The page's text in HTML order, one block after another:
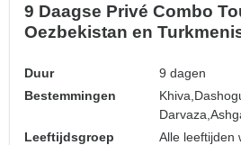
9 Daagse Privé Combo
Oezbekistan en
Duur
9 dagen
Bestemmingen
Khiva,
Darvaza,
Leeftijdsgroep
Alle leeftijden